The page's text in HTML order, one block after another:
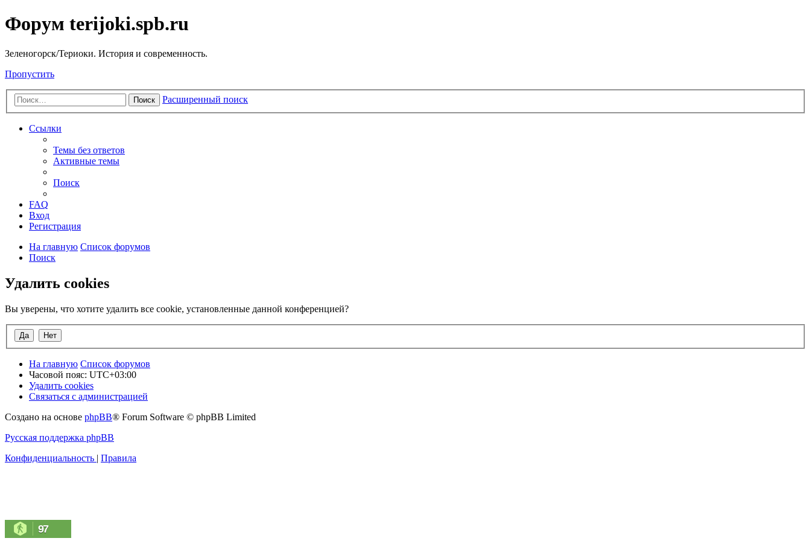
Форум terijoki.spb.ru
Зеленогорск/Териоки. История и современность.
Пропустить
Поиск Расширенный поиск
Ссылки
Темы без ответов
Активные темы
Поиск
FAQ
Вход
Регистрация
На главную Список форумов
Поиск
Удалить cookies
Вы уверены, что хотите удалить все cookie, установленные данной конференцией?
На главную Список форумов
Часовой пояс: UTC+03:00
Удалить cookies
Связаться с администрацией
Создано на основе phpBB® Forum Software © phpBB Limited
Русская поддержка phpBB
Конфиденциальность | Правила
97